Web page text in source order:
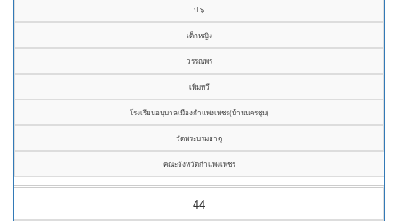
ป.๖
เด็กหญิง
วรรณพร
เพิ่มทวี
โรงเรียนอนุบาลเมืองกำแพงเพชร(บ้านนครชุม)
วัดพระบรมธาตุ
คณะจังหวัดกำแพงเพชร
44